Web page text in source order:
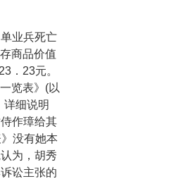
业兵死亡
商品价值
． 23元。
览表》 (以
详细说明
作璋给其
没有她本
为，胡秀
讼主张的